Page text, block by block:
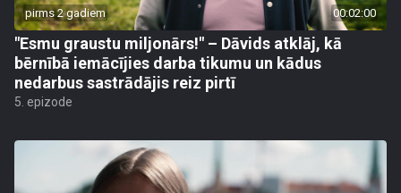
pirms 2 gadiem 00:02:00
"Esmu graustu miljonārs!" – Dāvids atklāj, kā
bērnībā iemācījies darba tikumu un kādus
nedarbus sastrādājis reiz pirtī
5. epizode